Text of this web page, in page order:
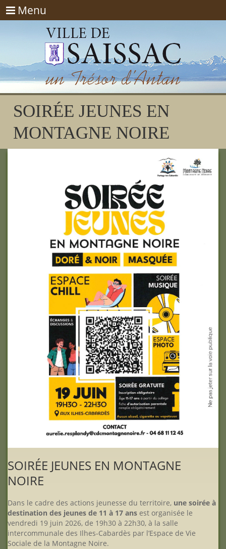
Menu
Menu
SOIRÉE JEUNES EN
MONTAGNE NOIRE
SOIRÉE JEUNES EN MONTAGNE
NOIRE
Dans le cadre des actions jeunesse du territoire, une soirée à
destination des jeunes de 11 à 17 ans est organisée le
vendredi 19 juin 2026, de 19h30 à 22h30, à la salle
intercommunale des Ilhes-Cabardès par l’Espace de Vie
Sociale de la Montagne Noire.